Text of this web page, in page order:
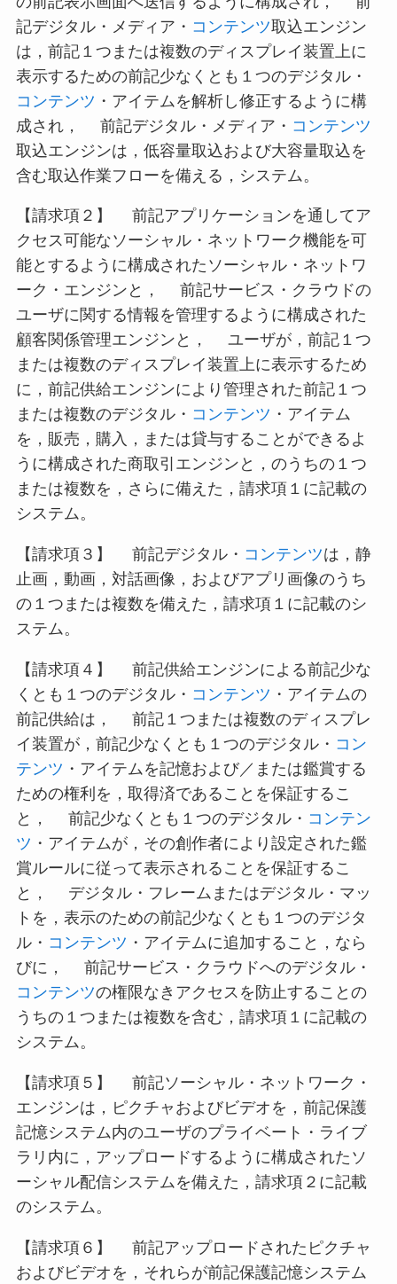
記デジタル・メディア・ コンテンツ取込エンジン
は，前記１つまたは複数のディスプレイ装置上に
表示するための前記少なくとも１つのデジタル・
コンテンツ ・アイテムを解析し修正するように構
成され， 前記デジタル・メディア・ コンテンツ
取込エンジンは，低容量取込および大容量取込を
含む取込作業フローを備える，システム。
【請求項２】 前記アプリケーションを通してア
クセス可能なソーシャル・ネットワーク機能を可
能とするように構成されたソーシャル・ネットワ
ーク・エンジンと， 前記サービス・クラウドの
ユーザに関する情報を管理するように構成された
顧客関係管理エンジンと， ユーザが，前記１つ
または複数のディスプレイ装置上に表示するため
に，前記供給エンジンにより管理された前記１つ
または複数のデジタル・ コンテンツ ・アイテム
を，販売，購入，または貸与することができるよ
うに構成された商取引エンジンと，のうちの１つ
または複数を，さらに備えた，請求項１に記載の
システム。
【請求項３】 前記デジタル・ コンテンツは，静
止画，動画，対話画像，およびアプリ画像のうち
の１つまたは複数を備えた，請求項１に記載のシ
ステム。
【請求項４】 前記供給エンジンによる前記少な
くとも１つのデジタル・ コンテンツ ・アイテムの
前記供給は， 前記１つまたは複数のディスプレ
イ装置が，前記少なくとも１つのデジタル・ コン
テンツ ・アイテムを記憶および／または鑑賞する
ための権利を，取得済であることを保証するこ
と， 前記少なくとも１つのデジタル・ コンテン
ツ ・アイテムが，その創作者により設定された鑑
賞ルールに従って表示されることを保証するこ
と， デジタル・フレームまたはデジタル・マッ
トを，表示のための前記少なくとも１つのデジタ
ル・ コンテンツ ・アイテムに追加すること，なら
びに， 前記サービス・クラウドへのデジタル・
コンテンツの権限なきアクセスを防止することの
うちの１つまたは複数を含む，請求項１に記載の
システム。
【請求項５】 前記ソーシャル・ネットワーク・
エンジンは，ピクチャおよびビデオを，前記保護
記憶システム内のユーザのプライベート・ライブ
ラリ内に，アップロードするように構成されたソ
ーシャル配信システムを備えた，請求項２に記載
のシステム。
【請求項６】 前記アップロードされたピクチャ
およびビデオを，それらが前記保護記憶システム